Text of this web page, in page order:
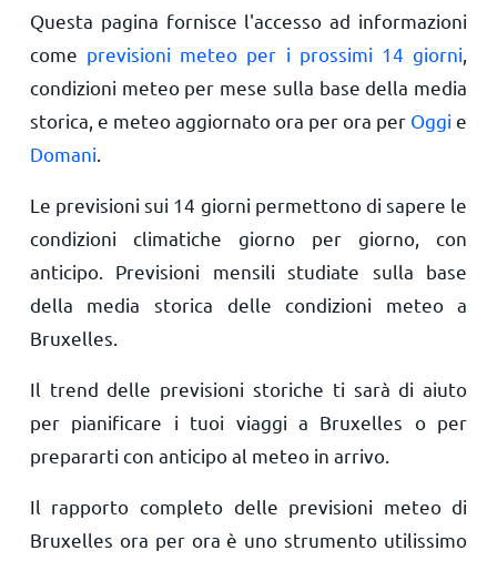
Questa pagina fornisce l'accesso ad informazioni
come previsioni meteo per i prossimi 14 giorni
condizioni meteo per mese sulla base della media
storica, e meteo aggiornato ora per ora per Oggi e
Domani
Le previsioni sui 14 giorni permettono di sapere le
condizioni climatiche giorno per giorno, con
anticipo. Previsioni mensili studiate sulla base
della media storica delle condizioni meteo a
Bruxelles.
Il trend delle previsioni storiche ti sarà di aiuto
per pianificare i tuoi viaggi a Bruxelles o per
prepararti con anticipo al meteo in arrivo.
Il rapporto completo delle previsioni meteo di
Bruxelles ora per ora è uno strumento utilissimo